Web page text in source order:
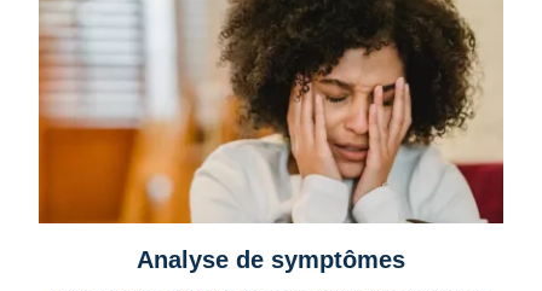
Analyse de symptômes